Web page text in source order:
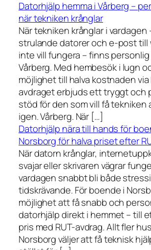
Datorhjälp hemma i Vårberg –
när tekniken krånglar
När tekniken krånglar i vardagen
strulande datorer och e-post till
inte vill fungera – finns
Vårberg. Med hembesök i lugn
möjlighet till halva kostnaden via
avdraget erbjuds ett tryggt och
stöd för den som vill få tekniken
igen. Vårberg. När […]
Datorhjälp nära till hands för
Norsborg för halva priset efter
När datorn krånglar,
svajar eller skrivaren vägrar
vardagen snabbt bli både
tidskrävande. För boende i
möjlighet att få snabb och
datorhjälp direkt i hemmet – till
pris med RUT-avdrag. Allt fler
Norsborg väljer att få teknisk